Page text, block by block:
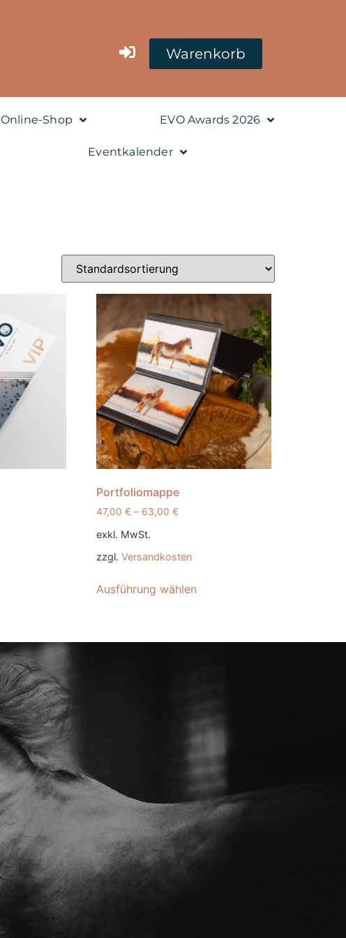
Warenkorb
Online-Shop EVO Awards 2026
Eventkalender
Portfoliomappe
47,00€ – 63,00€
exkl. MwSt.
zzgl.Versandkosten
Ausführung wählen